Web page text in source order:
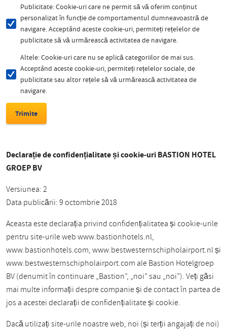
Publicitate: Cookie-uri care ne permit să vă oferim conținut
personalizat în funcție de comportamentul dumneavoastră de
navigare. Acceptând aceste cookie-uri, permiteți rețelelor de
publicitate să vă urmărească activitatea de navigare.
Altele: Cookie-uri care nu se aplică categoriilor de mai sus.
Acceptând aceste cookie-uri, permiteți rețelelor sociale, de
publicitate sau altor rețele să vă urmărească activitatea de
navigare.
Declarație de confidențialitate și cookie-uri BASTION HOTEL
GROEP BV
Versiunea: 2
Data publicării: 9 octombrie 2018
Aceasta este declarația privind confidențialitatea și cookie-urile
pentru site-urile web www.bastionhotels.nl,
www.bastionhotels.com, www.bestwesternschipholairport.nl și
www.bestwesternschipholairport.com ale Bastion Hotelgroep
BV (denumit în continuare „Bastion”, „noi” sau „noi”). Veți găsi
mai multe informații despre companie și de contact în partea de
jos a acestei declarații de confidențialitate și cookie.
Dacă utilizați site-urile noastre web, noi (și terții angajați de noi)